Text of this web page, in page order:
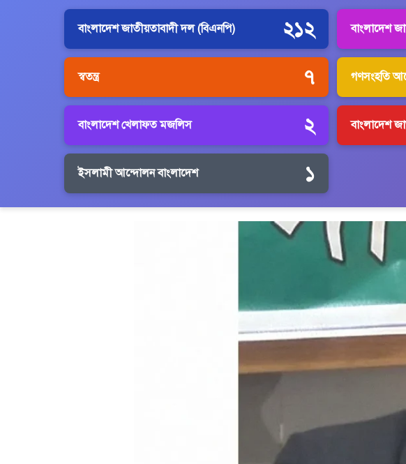
বাংলাদেশ জাতীয়তাবাদী দল (বিএনপি) ২১২ বাংলাদেশ
স্বতন্ত্র ৭ গণসংহতি
বাংলাদেশ খেলাফত মজলিস ২ বাংলাদেশ
ইসলামী আন্দোলন বাংলাদেশ ১